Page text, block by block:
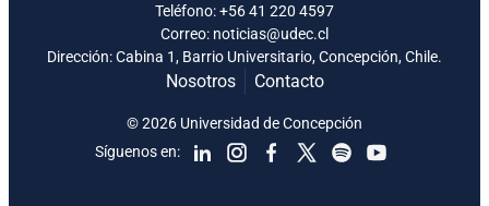
Teléfono:+56 41 220 4597
Correo: noticias@udec.cl
Dirección: Cabina 1, Barrio Universitario, Concepción, Chile.
Nosotros Contacto
Síguenos en:
© 2026 Universidad de Concepción